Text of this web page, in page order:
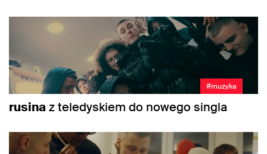
#muzyka
rusinaz teledyskiem do nowego singla